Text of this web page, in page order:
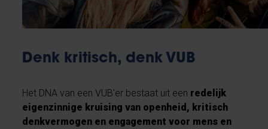
Denk kritisch, denk VUB
Het DNA van een VUB'er bestaat uit een redelijk
eigenzinnige kruising van openheid, kritisch
denkvermogen en engagement voor mens en